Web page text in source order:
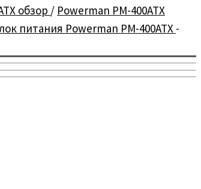
обзор / Powerman PM-400ATX
питания Powerman PM-400ATX -